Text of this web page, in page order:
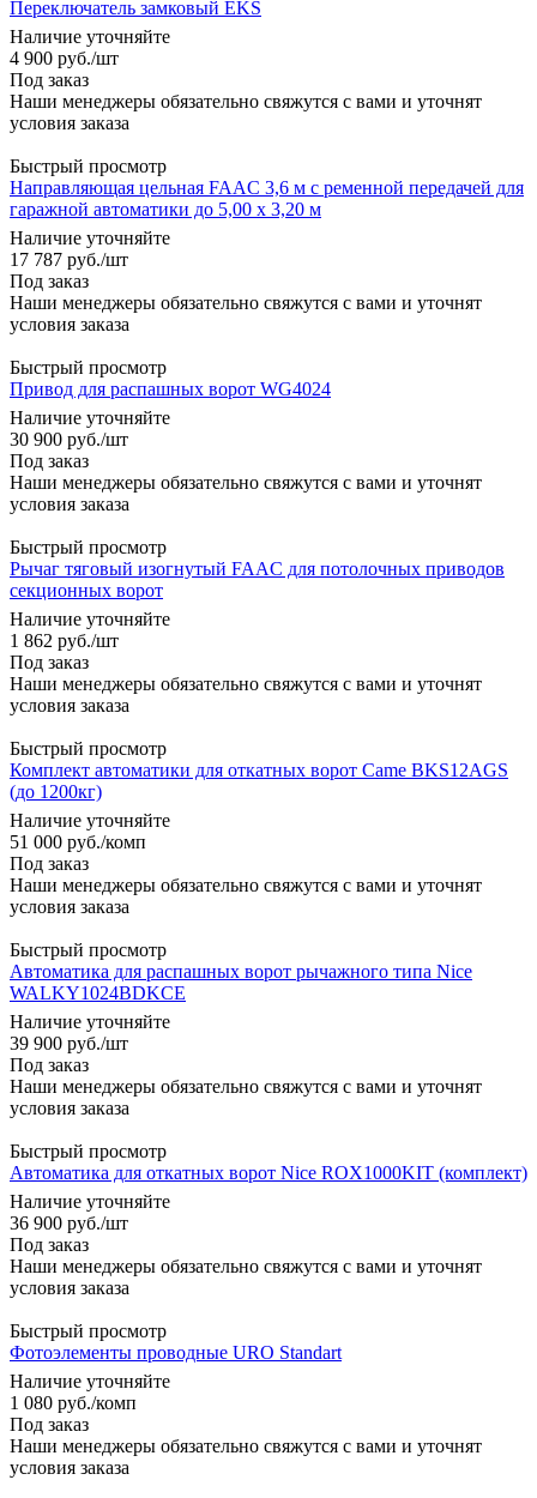
Переключатель замковый EKS
Наличие уточняйте
4 900 руб./шт
Под заказ
Наши менеджеры обязательно свяжутся с вами и уточнят
условия заказа
Быстрый просмотр
Направляющая цельная FAAC 3,6 м с ременной передачей для
гаражной автоматики до 5,00 x 3,20 м
Наличие уточняйте
17 787 руб./шт
Под заказ
Наши менеджеры обязательно свяжутся с вами и уточнят
условия заказа
Быстрый просмотр
Привод для распашных ворот WG4024
Наличие уточняйте
30 900 руб./шт
Под заказ
Наши менеджеры обязательно свяжутся с вами и уточнят
условия заказа
Быстрый просмотр
Рычаг тяговый изогнутый FAAC для потолочных приводов
секционных ворот
Наличие уточняйте
1 862 руб./шт
Под заказ
Наши менеджеры обязательно свяжутся с вами и уточнят
условия заказа
Быстрый просмотр
Комплект автоматики для откатных ворот Came BKS12AGS
(до 1200кг)
Наличие уточняйте
51 000 руб./комп
Под заказ
Наши менеджеры обязательно свяжутся с вами и уточнят
условия заказа
Быстрый просмотр
Автоматика для распашных ворот рычажного типа Nice
WALKY1024BDKCE
Наличие уточняйте
39 900 руб./шт
Под заказ
Наши менеджеры обязательно свяжутся с вами и уточнят
условия заказа
Быстрый просмотр
Автоматика для откатных ворот Nice ROX1000KIT (комплект)
Наличие уточняйте
36 900 руб./шт
Под заказ
Наши менеджеры обязательно свяжутся с вами и уточнят
условия заказа
Быстрый просмотр
Фотоэлементы проводные URO Standart
Наличие уточняйте
1 080 руб./комп
Под заказ
Наши менеджеры обязательно свяжутся с вами и уточнят
условия заказа